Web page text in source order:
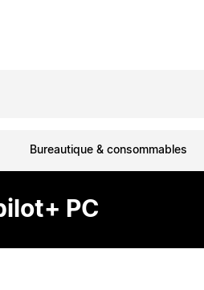
Bureautique & consommables
PC